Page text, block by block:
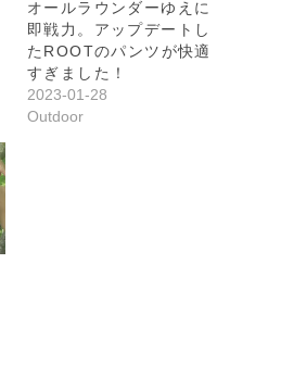
オールラウンダーゆえに
即戦力。アップデートし
たROOTのパンツが快適
すぎました！
2023-01-28
Outdoor